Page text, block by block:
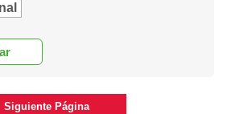
Siguiente Página